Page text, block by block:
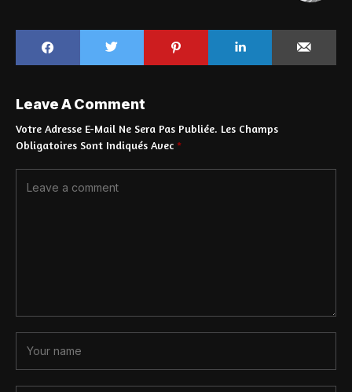
Leave A Comment
Votre Adresse E-Mail Ne Sera Pas Publiée. Les Champs
Obligatoires Sont Indiqués Avec *